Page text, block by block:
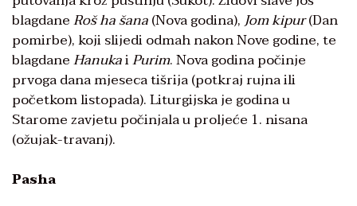
blagdaneRoš ha šana(Nova godina),Jom kipur(Dan
pomirbe), koji slijedi odmah nakon Nove godine, te
blagdaneHanukaiPurim. Nova godina počinje
prvoga dana mjeseca tišrija (potkraj rujna ili
početkom listopada). Liturgijska je godina u
Starome zavjetu počinjala u proljeće 1. nisana
(ožujak-travanj).
Pasha